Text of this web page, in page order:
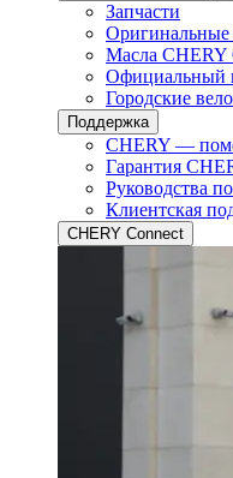
Запчасти
Оригинальные
Масла CHERY
Официальный
Городские
Поддержка
CHERY —
Гарантия
Руководства
Клиентская
CHERY Connect